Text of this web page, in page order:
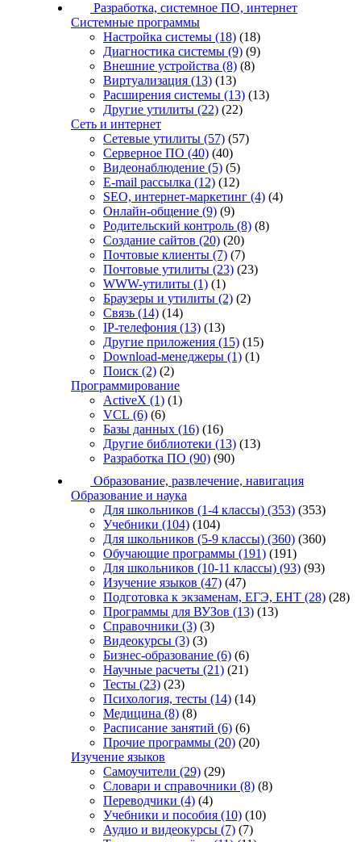
Разработка, системное ПО, интернет
Системные программы
Настройка системы (18) (18)
Диагностика системы (9) (9)
Внешние устройства (8) (8)
Виртуализация (13) (13)
Расширения системы (13) (13)
Другие утилиты (22) (22)
Сеть и интернет
Сетевые утилиты (57) (57)
Серверное ПО (40) (40)
Видеонаблюдение (5) (5)
E-mail рассылка (12) (12)
SEO, интернет-маркетинг (4) (4)
Онлайн-общение (9) (9)
Родительский контроль (8) (8)
Создание сайтов (20) (20)
Почтовые клиенты (7) (7)
Почтовые утилиты (23) (23)
WWW-утилиты (1) (1)
Браузеры и утилиты (2) (2)
Связь (14) (14)
IP-телефония (13) (13)
Другие приложения (15) (15)
Download-менеджеры (1) (1)
Поиск (2) (2)
Программирование
ActiveX (1) (1)
VCL (6) (6)
Базы данных (16) (16)
Другие библиотеки (13) (13)
Разработка ПО (90) (90)
Образование, развлечение, навигация
Образование и наука
Для школьников (1-4 классы) (353) (353)
Учебники (104) (104)
Для школьников (5-9 классы) (360) (360)
Обучающие программы (191) (191)
Для школьников (10-11 классы) (93) (93)
Изучение языков (47) (47)
Подготовка к экзаменам, ЕГЭ, ЕНТ (28) (28)
Программы для ВУЗов (13) (13)
Справочники (3) (3)
Видеокурсы (3) (3)
Бизнес-образование (6) (6)
Научные расчеты (21) (21)
Тесты (23) (23)
Психология, тесты (14) (14)
Медицина (8) (8)
Расписание занятий (6) (6)
Прочие программы (20) (20)
Изучение языков
Самоучители (29) (29)
Словари и справочники (8) (8)
Переводчики (4) (4)
Учебники и пособия (10) (10)
Аудио и видеокурсы (7) (7)